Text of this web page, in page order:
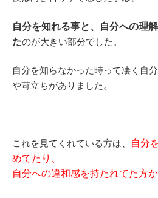
自分を知れる事と、自分への理
たのが大きい部分でした。
自分を知らなかった時って凄く自
や苛立ちがありました。
これを見てくれている方は、
自分
めてたり、
自分への違和感を持たれてた方か